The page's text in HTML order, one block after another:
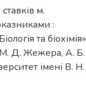
м.
:
та біохімія»
М. Д. Жежера, А. Б.
імені В. Н.